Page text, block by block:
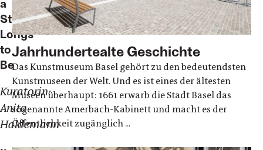
a
Star
Longs
to
Be
Kuratorin:
Anita
Haldemann
Jahrhundertealte Geschichte
Das Kunstmuseum Basel gehört zu den bedeutendsten
Kunstmuseen der Welt. Und es ist eines der ältesten
Museen überhaupt: 1661 erwarb die Stadt Basel das
sogenannte Amerbach-Kabinett und macht es der
Öffentlichkeit zugänglich ...